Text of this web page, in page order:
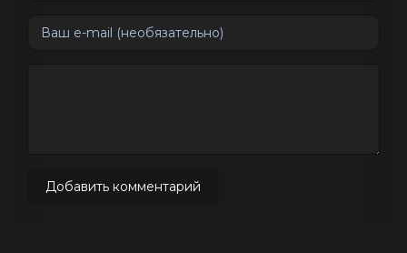
Добавить комментарий